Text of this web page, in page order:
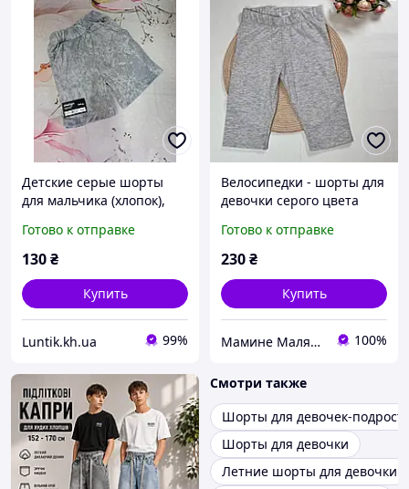
Детские серые шорты
для мальчика (хлопок),
86-122
Готово к отправке
130₴
Купить
Luntik.kh.ua 99%
Велосипедки - шорты для
девочки серого цвета
Готово к отправке
230₴
Купить
Мамине Малятко 100%
Смотри также
Шорты для девочек-
Шорты для девочки
Летние шорты для девочки